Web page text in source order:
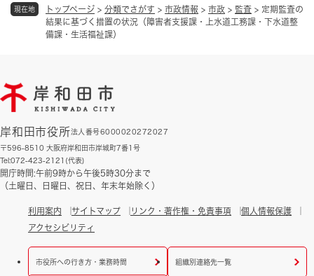
現在地 トップページ > 分類でさがす > 市政情報 > 市政 > 監査 > 定期監査の
結果に基づく措置の状況（障害者支援課・上水道工務課・下水道整
備課・生活福祉課）
岸和田市役所法人番号6000020272027
〒596-8510 大阪府岸和田市岸城町7番1号
Tel:072-423-2121(代表)
開庁時間:午前9時から午後5時30分まで
（土曜日、日曜日、祝日、年末年始除く）
利用案内 サイトマップ リンク・著作権・免責事項
個人情報保護
アクセシビリティ
市役所への行き方・業務時間 組織別連絡先一覧